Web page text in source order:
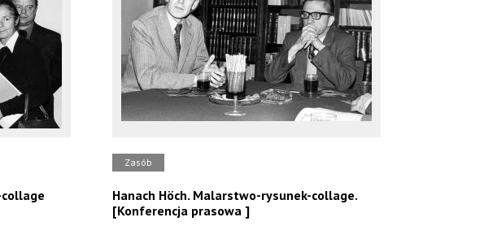
Zasób
Hanach Höch. Malarstwo-rysunek-collage.
[Konferencja prasowa ]